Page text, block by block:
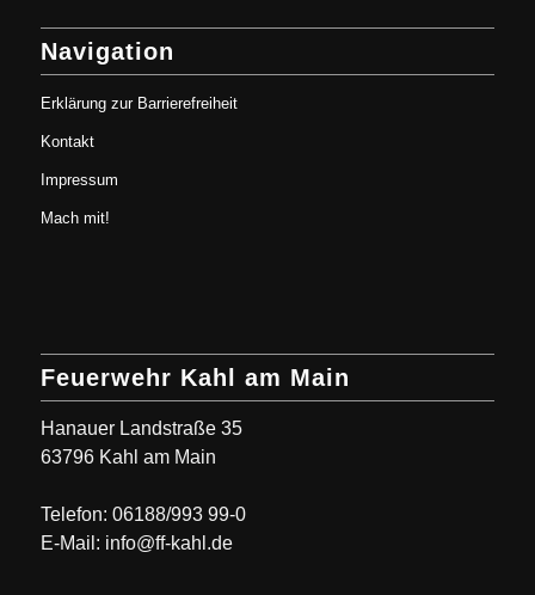
Navigation
Erklärung zur Barrierefreiheit
Kontakt
Impressum
Mach mit!
Feuerwehr Kahl am Main
Hanauer Landstraße 35
63796 Kahl am Main
Telefon: 06188/993 99-0
E-Mail: info@ff-kahl.de